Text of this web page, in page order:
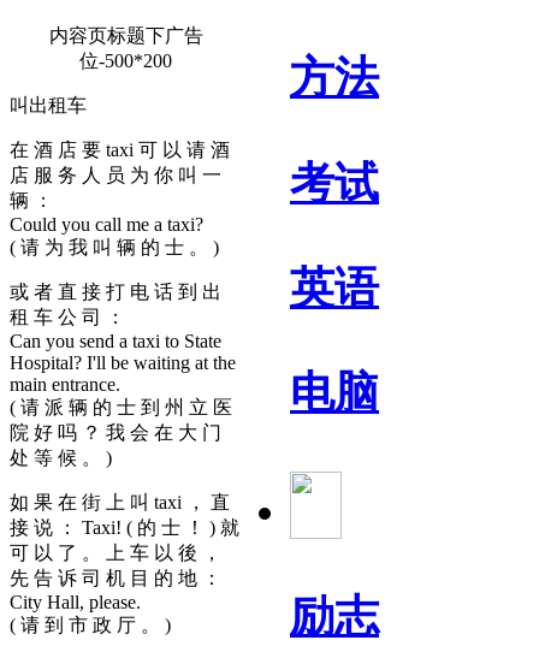
方法
考试
英语
电脑
励志
内容页标题下广告
位-500*200
叫出租车
在 酒 店 要 taxi 可 以 请 酒
店 服 务 人 员 为 你 叫 一
辆 ：
Could you call me a taxi?
( 请 为 我 叫 辆 的 士 。 )
或 者 直 接 打 电 话 到 出
租 车 公 司 ：
Can you send a taxi to State
Hospital? I'll be waiting at the
main entrance.
( 请 派 辆 的 士 到 州 立 医
院 好 吗 ？ 我 会 在 大 门
处 等 候 。 )
如 果 在 街 上 叫 taxi ， 直
接 说 ： Taxi! ( 的 士 ！ ) 就
可 以 了 。 上 车 以 後 ，
先 告 诉 司 机 目 的 地 ：
City Hall, please.
( 请 到 市 政 厅 。 )